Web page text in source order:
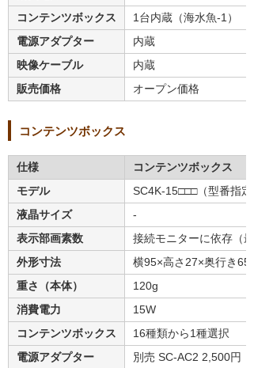
コンテンツボックス
1台内蔵（海水魚-1）
電源アダプター
内蔵
映像ケーブル
内蔵
販売価格
オープン価格
コンテンツボックス
仕様
コンテンツボックス
モデル
SC4K-15□□□（型番指定
液晶サイズ
-
表示部画素数
接続モニターに依存（最
外形寸法
横95×高さ27×奥行き65
重さ（本体）
120g
消費電力
15W
コンテンツボックス
16種類から1種選択
電源アダプター
別売 SC-AC2 2,500円（